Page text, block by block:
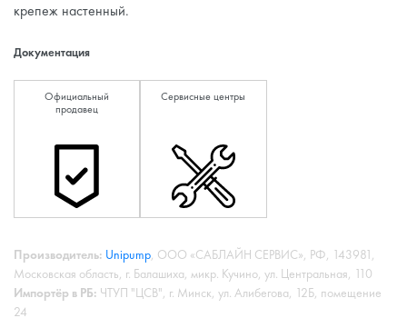
крепеж настенный.
Документация
Официальный
продавец
Сервисные центры
Производитель: Unipump, ООО «САБЛАЙН СЕРВИС», РФ, 143981,
Московская область, г. Балашиха, микр. Кучино, ул. Центральная, 110
Импортёр в РБ: ЧТУП "ЦСВ", г. Минск, ул. Алибегова, 12Б, помещение
24